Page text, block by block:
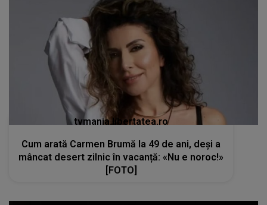
tvmania.libertatea.ro
Cum arată Carmen Brumă la 49 de ani, deși a
mâncat desert zilnic în vacanță: «Nu e noroc!»
[FOTO]